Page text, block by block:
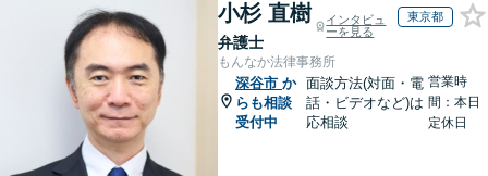
小杉 直樹
弁護士
インタビュ
ーを見る
東京都
もんなか法律事務所
深谷市 か
らも相談
受付中
面談方法(対面・電
話・ビデオなど)は
応相談
営業時
間：本日
定休日